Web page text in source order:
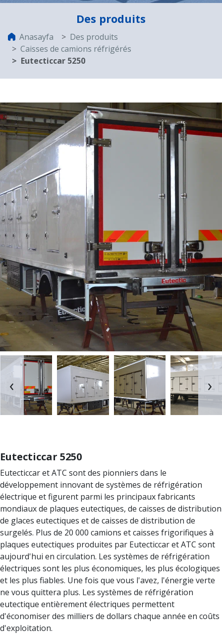
Des produits
Anasayfa
Des produits
Caisses de camions réfrigérés
Eutecticcar 5250
‹ ›
Eutecticcar 5250
Eutecticcar et ATC sont des pionniers dans le
développement innovant de systèmes de réfrigération
électrique et figurent parmi les principaux fabricants
mondiaux de plaques eutectiques, de caisses de distribution
de glaces eutectiques et de caisses de distribution de
surgelés. Plus de 20 000 camions et caisses frigorifiques à
plaques eutectiques produites par Eutecticcar et ATC sont
aujourd'hui en circulation. Les systèmes de réfrigération
électriques sont les plus économiques, les plus écologiques
et les plus fiables. Une fois que vous l'avez, l'énergie verte
ne vous quittera plus. Les systèmes de réfrigération
eutectique entièrement électriques permettent
d'économiser des milliers de dollars chaque année en coûts
d'exploitation.